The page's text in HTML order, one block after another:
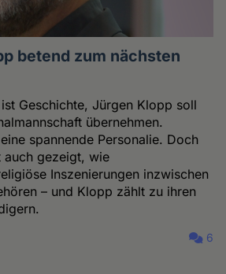
betend zum nächsten
Geschichte, Jürgen Klopp soll
übernehmen.
spannende Personalie. Doch
auch gezeigt, wie
Inszenierungen inzwischen
– und Klopp zählt zu ihren
6